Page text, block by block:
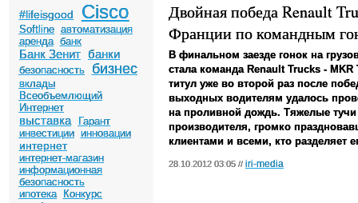
#lifeisgood Cisco
Softline автоматизация
аренда банк
Банк Зенит банки
безопасность бизнес
вклады
Всеобъемлющий
Интернет
выставка
Гарант
инвестиции инновации
интернет
интернет-магазин
информационная
безопасность
ипотека
Конкурс
Двойная победа Renault
Франции по командным
В финальном заезде гонок на
стала команда Renault Trucks - MKR
титул уже во второй раз после
выходных водителям удалось
на проливной дождь. Тяжелые
производителя, громко
клиентами и всеми, кто разделяет
28.10.2012 03:05 // iri-media